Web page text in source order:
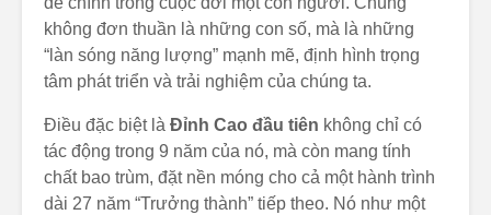
không đơn thuần là những con số, mà là những
“làn sóng năng lượng” mạnh mẽ, định hình trọng
tâm phát triển và trải nghiệm của chúng ta.
Điều đặc biệt là Đỉnh Cao đầu tiên không chỉ có
tác động trong 9 năm của nó, mà còn mang tính
chất bao trùm, đặt nền móng cho cả một hành trình
dài 27 năm “Trưởng thành” tiếp theo. Nó như một